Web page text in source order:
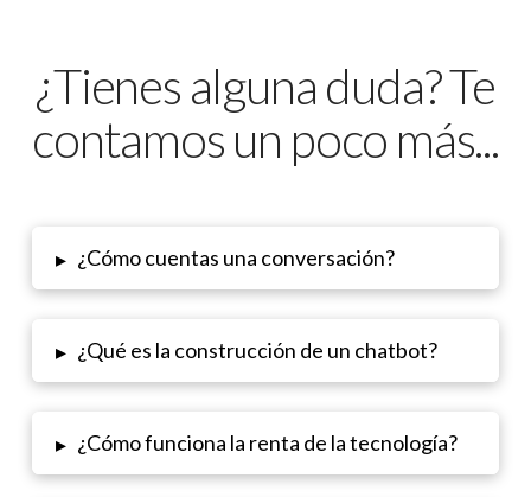
¿Tienes alguna duda? Te
contamos un poco más...
▸ ¿Cómo cuentas una conversación?
▸ ¿Qué es la construcción de un chatbot?
▸ ¿Cómo funciona la renta de la tecnología?